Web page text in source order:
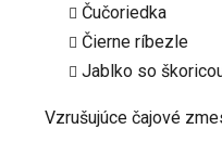
Čučoriedka
Čierne ríbezle
Jablko so
Vzrušujúce čajové